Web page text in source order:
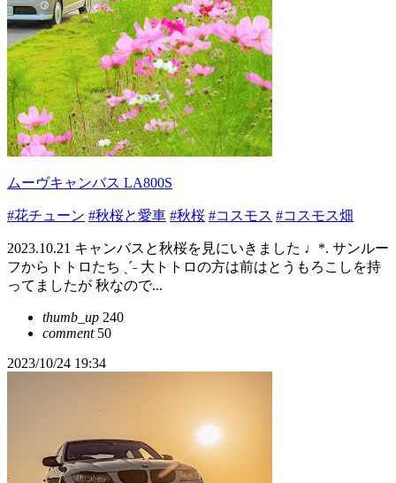
ムーヴキャンバス LA800S
#花チューン #秋桜と愛車 #秋桜 #コスモス #コスモス畑
2023.10.21 キャンバスと秋桜を見にいきました ♩*. サンルー
フからトトロたち ˎˊ˗ 大トトロの方は前はとうもろこしを持
ってましたが 秋なので...
thumb_up 240
comment50
2023/10/24 19:34